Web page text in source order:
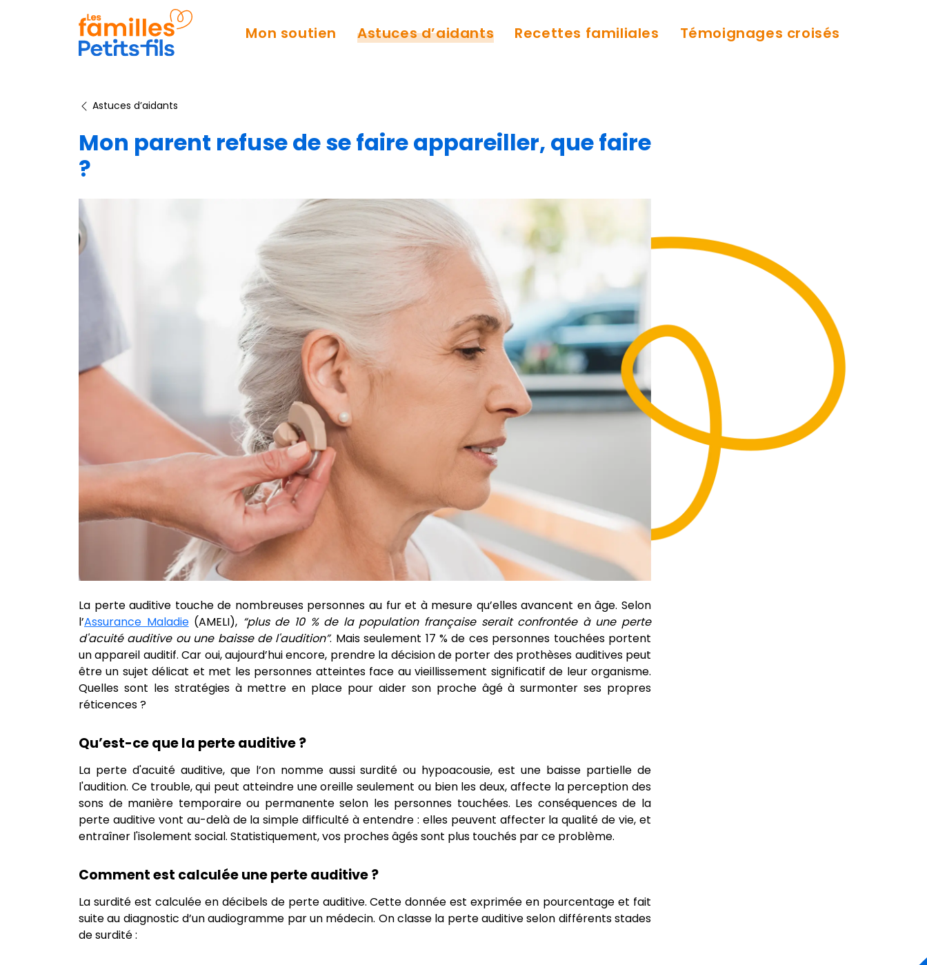
Mon soutien Astuces d’aidants Recettes familiales Témoignages croisés
Astuces d’aidants
Mon parent refuse de se faire appareiller, que faire
?
La perte auditive touche de nombreuses personnes au fur et à mesure qu’elles avancent en âge. Selon
l’Assurance Maladie(AMELI), “plus de 10 % de la population française serait confrontée à une perte
d'acuité auditive ou une baisse de l'audition”. Mais seulement 17 % de ces personnes touchées portent
un appareil auditif. Car oui, aujourd’hui encore, prendre la décision de porter des prothèses auditives peut
être un sujet délicat et met les personnes atteintes face au vieillissement significatif de leur organisme.
Quelles sont les stratégies à mettre en place pour aider son proche âgé à surmonter ses propres
réticences ?
Qu’est-ce que la perte auditive ?
La perte d'acuité auditive, que l’on nomme aussi surdité ou hypoacousie, est une baisse partielle de
l'audition. Ce trouble, qui peut atteindre une oreille seulement ou bien les deux, affecte la perception des
sons de manière temporaire ou permanente selon les personnes touchées. Les conséquences de la
perte auditive vont au-delà de la simple difficulté à entendre : elles peuvent affecter la qualité de vie, et
entraîner l'isolement social. Statistiquement, vos proches âgés sont plus touchés par ce problème.
Comment est calculée une perte auditive ?
La surdité est calculée en décibels de perte auditive. Cette donnée est exprimée en pourcentage et fait
suite au diagnostic d’un audiogramme par un médecin. On classe la perte auditive selon différents stades
de surdité :